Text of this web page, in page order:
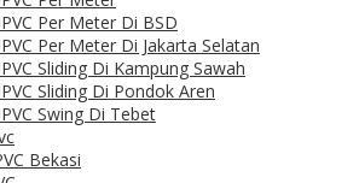
Per Meter Di BSD
Per Meter Di Jakarta Selatan
Sliding Di Kampung Sawah
Sliding Di Pondok Aren
Swing Di Tebet
Bekasi